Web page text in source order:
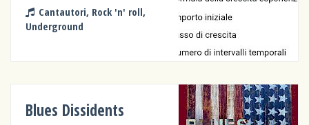
Cantautori, Rock 'n' roll,
Underground
Blues Dissidents